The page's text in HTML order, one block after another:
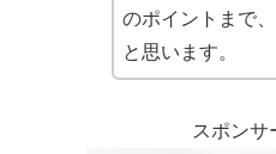
のポイントまで
と思います。
スポンサ